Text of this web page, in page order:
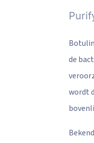
Resultaten
Kenniscentrum
de
wordt